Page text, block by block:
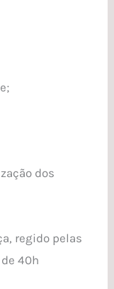
dos
regido pelas
40h